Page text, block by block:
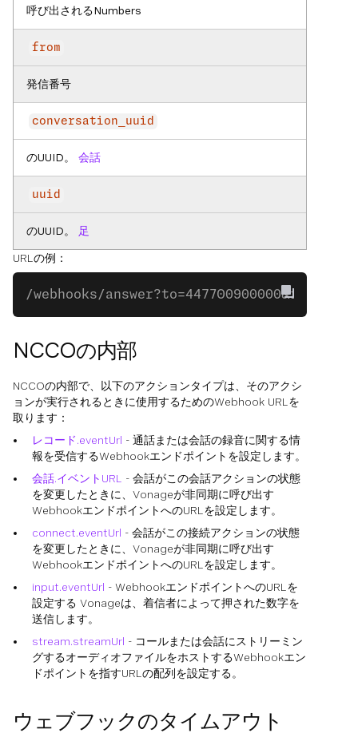
呼び出されるNumbers
from
発信番号
conversation_uuid
のUUID。 会話
uuid
のUUID。 足
URLの例：
/webhooks/
NCCOの内部
NCCOの内部で、以下のアクションタイプは、そのアクシ
ョンが実行されるときに使用するためのWebhook URLを
取ります：
レコード.eventUrl - 通話または会話の録音に関する情
報を受信するWebhookエンドポイントを設定します。
会話.イベントURL
- 会話がこの会話アクションの状態
を変更したときに、Vonageが非同期に呼び出す
WebhookエンドポイントへのURLを設定します。
connect.eventUrl - 会話がこの接続アクションの状態
を変更したときに、Vonageが非同期に呼び出す
WebhookエンドポイントへのURLを設定します。
input.eventUrl - WebhookエンドポイントへのURLを
設定する Vonageは、着信者によって押された数字を
送信します。
stream.streamUrl - コールまたは会話にストリーミン
グするオーディオファイルをホストするWebhookエン
ドポイントを指すURLの配列を設定する。
ウェブフックのタイムアウト